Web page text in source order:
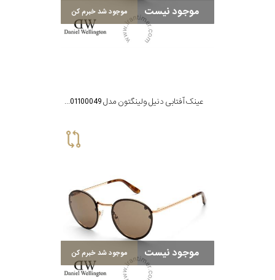
موجود نیست موجود شد خبرم کن
عینک آفتابی دنیل ولینگتون مدل DW01100049
موجود نیست موجود شد خبرم کن